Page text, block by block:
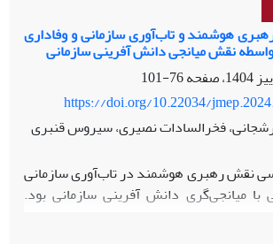
هوشمند و تاب‌آوری سازمانی و وفاداری
نقش میانجی دانش آفرینی سازمانی
76-101
https://doi.org/10.22034/
فخرالسادات نصیری، سیروس قنبری
نقش رهبری هوشمند در تاب‌آوری سازمانی
با میانجی‌گری دانش آفرینی سازمانی بود.
مقطع متوسطه دوم استان چهارمحال و